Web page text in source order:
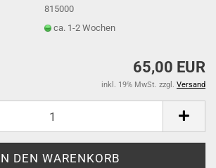
815000
ca. 1-2 Wochen
65,00 EUR
inkl. 19% MwSt. zzgl. Versand